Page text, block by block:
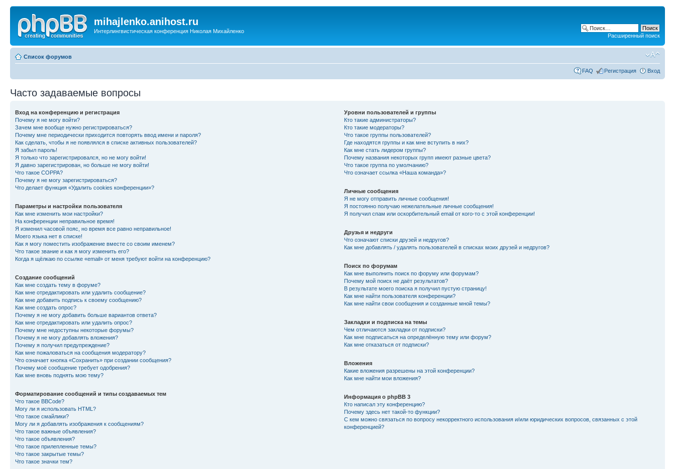
mihajlenko.anihost.ru
Интерлингвистическая конференция Николая Михайленко
Расширенный поиск
Список форумов
FAQ Регистрация Вход
Часто задаваемые вопросы
Вход на конференцию и регистрация
Почему я не могу войти?
Зачем мне вообще нужно регистрироваться?
Почему мне периодически приходится повторять ввод имени и пароля?
Как сделать, чтобы я не появлялся в списке активных пользователей?
Я забыл пароль!
Я только что зарегистрировался, но не могу войти!
Я давно зарегистрирован, но больше не могу войти!
Что такое COPPA?
Почему я не могу зарегистрироваться?
Что делает функция «Удалить cookies конференции»?
Параметры и настройки пользователя
Как мне изменить мои настройки?
На конференции неправильное время!
Я изменил часовой пояс, но время все равно неправильное!
Моего языка нет в списке!
Как я могу поместить изображение вместе со своим именем?
Что такое звание и как я могу изменить его?
Когда я щёлкаю по ссылке «email» от меня требуют войти на конференцию?
Создание сообщений
Как мне создать тему в форуме?
Как мне отредактировать или удалить сообщение?
Как мне добавить подпись к своему сообщению?
Как мне создать опрос?
Почему я не могу добавить больше вариантов ответа?
Как мне отредактировать или удалить опрос?
Почему мне недоступны некоторые форумы?
Почему я не могу добавлять вложения?
Почему я получил предупреждение?
Как мне пожаловаться на сообщения модератору?
Что означает кнопка «Сохранить» при создании сообщения?
Почему моё сообщение требует одобрения?
Как мне вновь поднять мою тему?
Форматирование сообщений и типы создаваемых тем
Что такое BBCode?
Могу ли я использовать HTML?
Что такое смайлики?
Могу ли я добавлять изображения к сообщениям?
Что такое важные объявления?
Что такое объявления?
Что такое прилепленные темы?
Что такое закрытые темы?
Что такое значки тем?
Уровни пользователей и группы
Кто такие администраторы?
Кто такие модераторы?
Что такое группы пользователей?
Где находятся группы и как мне вступить в них?
Как мне стать лидером группы?
Почему названия некоторых групп имеют разные цвета?
Что такое группа по умолчанию?
Что означает ссылка «Наша команда»?
Личные сообщения
Я не могу отправить личные сообщения!
Я постоянно получаю нежелательные личные сообщения!
Я получил спам или оскорбительный email от кого-то с этой конференции!
Друзья и недруги
Что означают списки друзей и недругов?
Как мне добавлять / удалять пользователей в списках моих друзей и недругов?
Поиск по форумам
Как мне выполнить поиск по форуму или форумам?
Почему мой поиск не даёт результатов?
В результате моего поиска я получил пустую страницу!
Как мне найти пользователя конференции?
Как мне найти свои сообщения и созданные мной темы?
Закладки и подписка на темы
Чем отличаются закладки от подписки?
Как мне подписаться на определённую тему или форум?
Как мне отказаться от подписки?
Вложения
Какие вложения разрешены на этой конференции?
Как мне найти мои вложения?
Информация о phpBB 3
Кто написал эту конференцию?
Почему здесь нет такой-то функции?
С кем можно связаться по вопросу некорректного использования и/или юридических вопросов, связанных с этой
конференцией?